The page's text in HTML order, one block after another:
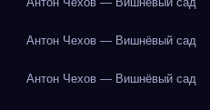
Антон Чехов — Вишнёвый сад
Антон Чехов — Вишнёвый сад